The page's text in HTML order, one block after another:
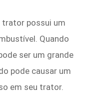
trator possui um
Quando
ser um grande
pode causar um
em seu trator.